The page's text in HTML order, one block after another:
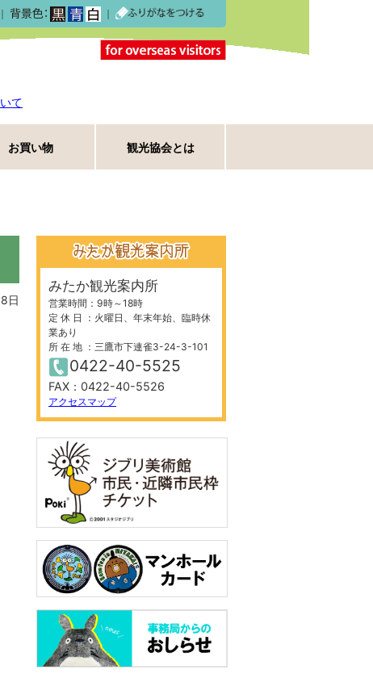
｜ ｜
て
お買い物 観光協会とは
日
みたか観光案内所
営業時間：9時～18時
定 休 日 ：火曜日、年末年始、臨時休
業あり
所 在 地 ：三鷹市下連雀3-24-3-101
0422-40-5525
FAX：0422-40-5526
アクセスマップ